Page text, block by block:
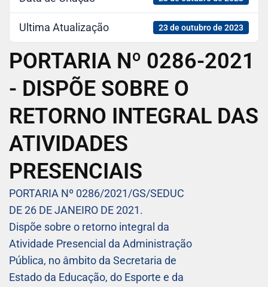
Ultima Atualização 23 de outubro de 2023
PORTARIA Nº 0286-2021
- DISPÕE SOBRE O
RETORNO INTEGRAL DAS
ATIVIDADES
PRESENCIAIS
PORTARIA Nº 0286/2021/GS/SEDUC
DE 26 DE JANEIRO DE 2021.
Dispõe sobre o retorno integral da
Atividade Presencial da Administração
Pública, no âmbito da Secretaria de
Estado da Educação, do Esporte e da